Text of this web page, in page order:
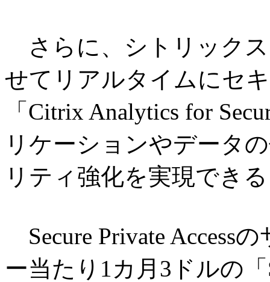
さらに、シトリックス
せてリアルタイムにセ
「Citrix Analytics for
リケーションやデータ
リティ強化を実現でき
Secure Private Access
ー当たり1カ月3ドルの